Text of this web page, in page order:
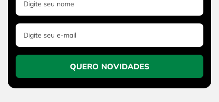
QUERO NOVIDADES